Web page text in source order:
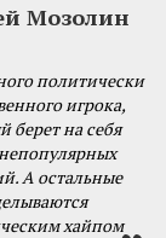
Мозолин
политически
игрока,
берет на себя
А остальные
хайпом